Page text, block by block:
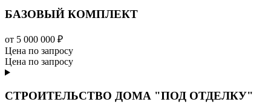
БАЗОВЫЙ КОМПЛЕКТ
от 5 000 000 ₽
Цена по запросу
Цена по запросу
СТРОИТЕЛЬСТВО ДОМА "ПОД ОТДЕЛКУ"